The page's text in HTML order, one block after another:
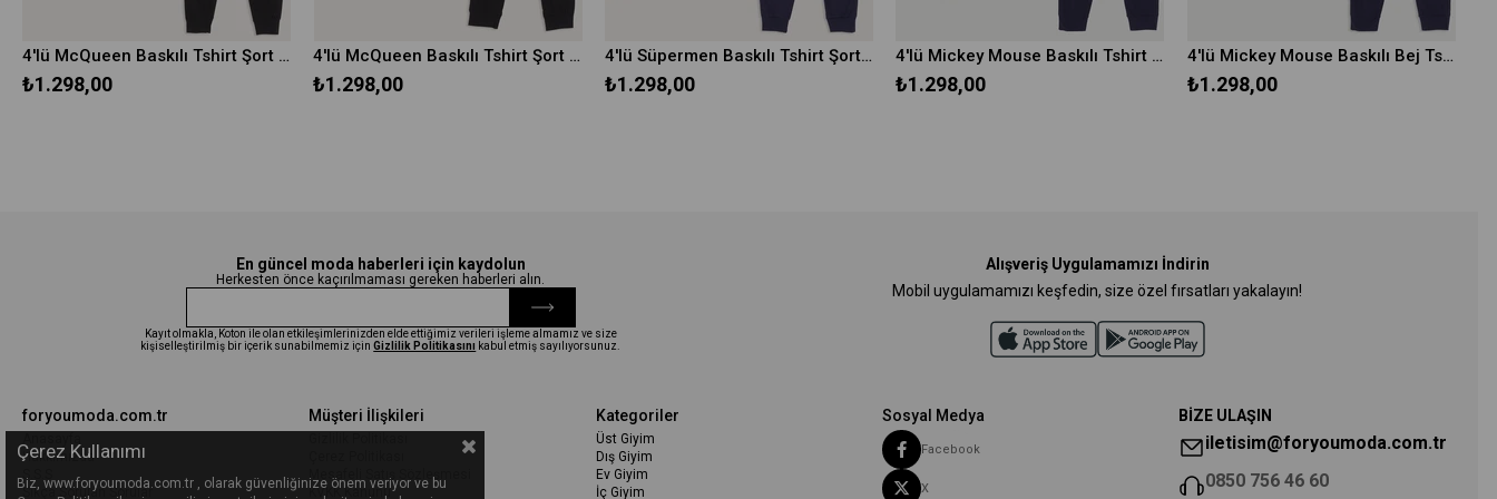
4'lü McQueen Baskılı Tshirt Şort Pantolon Kırmızı Takım
₺1.298,00
4'lü McQueen Baskılı Tshirt Şort Pantolon Siyah Takım
₺1.298,00
4'lü Süpermen Baskılı Tshirt Şort Pantolon Takım
₺1.298,00
4'lü Mickey Mouse Baskılı Tshirt Şort Pantolon Takım
₺1.298,00
4'lü Mickey Mouse Baskılı Bej Tshirt Şort Pantolon Takım
₺1.298,00
En güncel moda haberleri için kaydolun
Herkesten önce kaçırılmaması gereken haberleri alın.
Kayıt olmakla, Koton ile olan etkileşimlerinizden elde ettiğimiz verileri işleme almamız ve size
kişiselleştirilmiş bir içerik sunabilmemiz içinGizlilik Politikasını kabul etmiş sayılıyorsunuz.
Alışveriş Uygulamamızı İndirin
Mobil uygulamamızı keşfedin, size özel fırsatları yakalayın!
foryoumoda.com.tr
Hakkımızda
Sıkça Sorulan Sorular
Müşteri İlişkileri
Mesafeli Satış Sözleşmesi
KVKK Kanunu
Kategoriler
Üst Giyim
Dış Giyim
Ev Giyim
İç Giyim
Sosyal Medya
Facebook
X
BİZE ULAŞIN
iletisim@foryoumoda.com.tr
0850 756 46 60
Çerez Kullanımı
Biz, www.foryoumoda.com.tr , olarak güvenliğinize önem veriyor ve bu